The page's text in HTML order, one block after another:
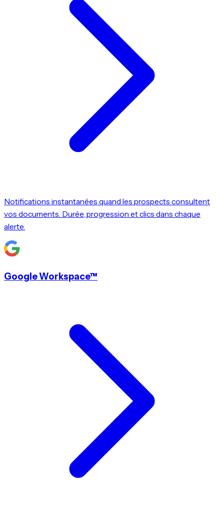
Notifications instantanées quand les prospects consultent
vos documents. Durée, progression et clics dans chaque
alerte.
Google Workspace™